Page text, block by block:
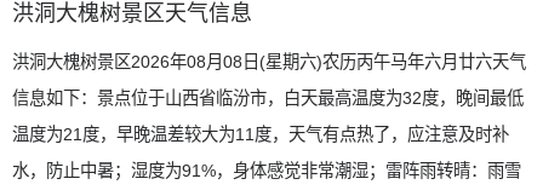
洪洞大槐树景区天气信息
洪洞大槐树景区2026年08月08日(星期六)农历丙午马年六月廿六天气
信息如下：景点位于山西省临汾市，白天最高温度为32度，晚间最低
温度为21度，早晚温差较大为11度，天气有点热了，应注意及时补
水，防止中暑；湿度为91%，身体感觉非常潮湿；雷阵雨转晴：雨雪